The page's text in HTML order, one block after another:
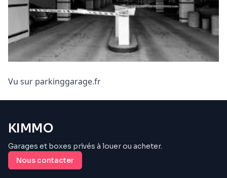
Vu sur parkinggarage.fr
KIMMO
Garages et boxes privés à louer ou acheter.
Nous contacter